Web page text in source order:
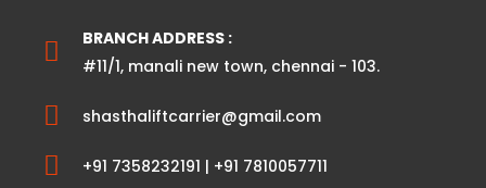
BRANCH ADDRESS :
#11/1, manali new town, chennai - 103.
shasthaliftcarrier@gmail.com
+91 7358232191 | +91 7810057711